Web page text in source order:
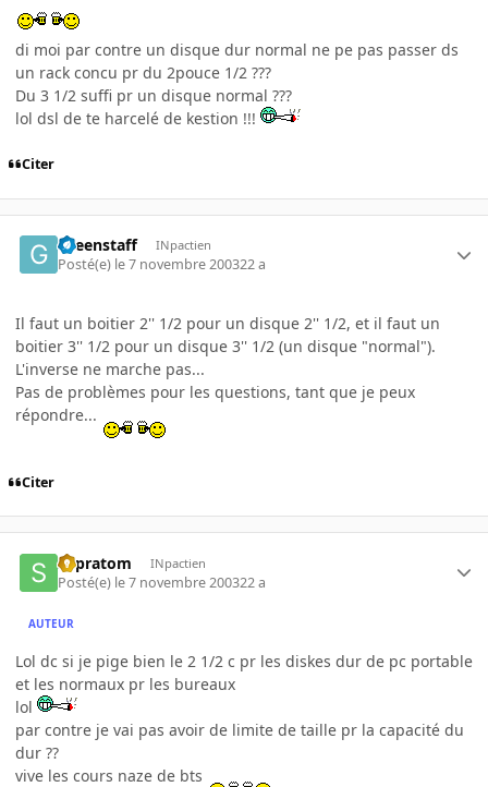
di moi par contre un disque dur normal ne pe pas passer ds
un rack concu pr du 2pouce 1/2 ???
Du 3 1/2 suffi pr un disque normal ???
lol dsl de te harcelé de kestion !!!
Citer
Greenstaff INpactien
Posté(e) le 7 novembre 200322 a
Il faut un boitier 2'' 1/2 pour un disque 2'' 1/2, et il faut un
boitier 3'' 1/2 pour un disque 3'' 1/2 (un disque "normal").
L'inverse ne marche pas...
Pas de problèmes pour les questions, tant que je peux
répondre...
Citer
supratom INpactien
Posté(e) le 7 novembre 200322 a
AUTEUR
Lol dc si je pige bien le 2 1/2 c pr les diskes dur de pc portable
et les normaux pr les bureaux
lol
par contre je vai pas avoir de limite de taille pr la capacité du
dur ??
vive les cours naze de bts